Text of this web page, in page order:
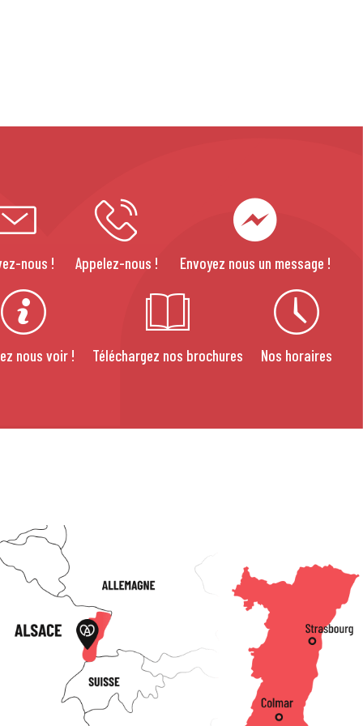
nous ! Appelez-nous ! Envoyez nous un message !
nous voir ! Téléchargez nos brochures Nos horaires